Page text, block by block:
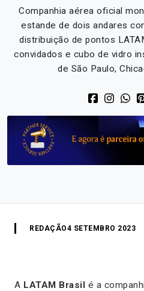
Companhia aérea oficial
estande de dois andares
distribuição de pontos
convidados e cubo de vidro
de São Paulo,
REDAÇÃO4 SETEMBRO 2023
A LATAM Brasil é a